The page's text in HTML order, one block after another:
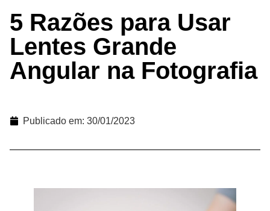
5 Razões para Usar
Lentes Grande
Angular na Fotografia
Publicado em: 30/01/2023